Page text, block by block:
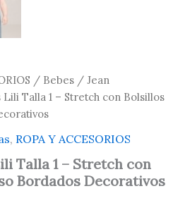
/ Bebes / Jean
Talla 1 – Stretch con Bolsillos
, ROPA Y ACCESORIOS
Talla 1 – Stretch con
Bordados Decorativos